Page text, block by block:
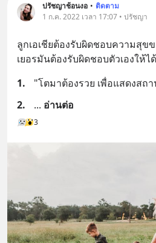
ปรัชญาช้อนงอ • ติดตาม
1 ก.ค. 2022 เวลา 17:07 • ปรัชญา
ลูกเอเชียต้องรับผิดชอบความสุ
เยอรมันต้องรับผิดชอบตัวเองให้
1.
"โตมาต้องรวย เพื่อแสดงสถ
2.
... อ่านต่อ
3